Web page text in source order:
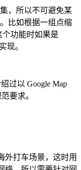
，所以不可避免某
比如根据一组点缩
个功能时如果是
现。
过以 Google Map
要求。
外打车场景，这时用